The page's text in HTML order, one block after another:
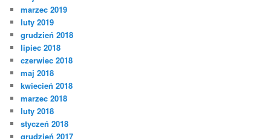
marzec 2019
luty 2019
grudzień 2018
lipiec 2018
czerwiec 2018
maj 2018
kwiecień 2018
marzec 2018
luty 2018
styczeń 2018
grudzień 2017